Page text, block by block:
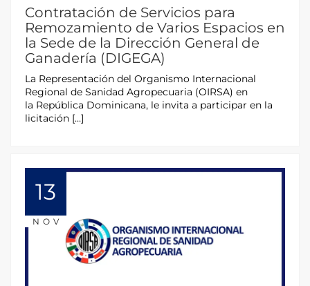
Contratación de Servicios para
Remozamiento de Varios Espacios en
la Sede de la Dirección General de
Ganadería (DIGEGA)
La Representación del Organismo Internacional
Regional de Sanidad Agropecuaria (OIRSA) en
la República Dominicana, le invita a participar en la
licitación […]
13
NOV